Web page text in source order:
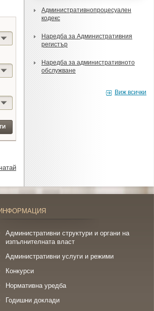
Административнопроцесуален
кодекс
Наредба за Административния
регистър
Наредба за административното
обслужване
Виж всички
Административни структури и органи на
изпълнителната власт
Административни услуги и режими
Конкурси
Нормативна уредба
Годишни доклади